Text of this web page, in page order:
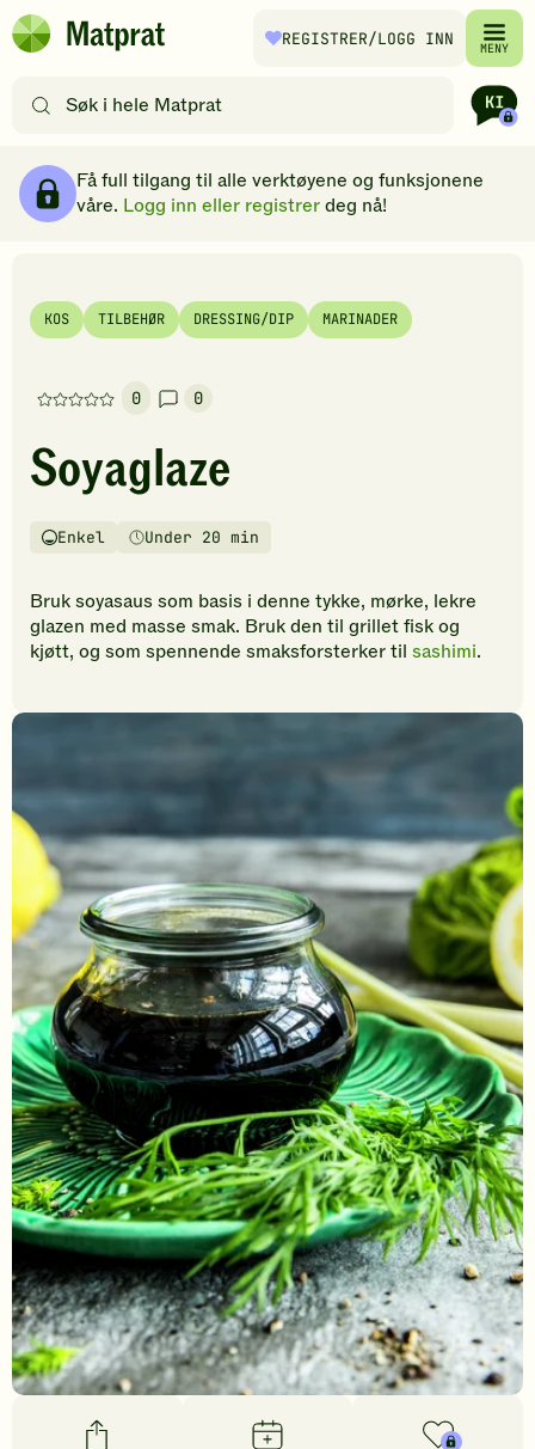
Hopp til hovedinnhold
Matprat
REGISTRER/LOGG INN MENY
etter
filtre
Få full tilgang til alle verktøyene og funksjonene
våre. Logg inn eller registrerdeg nå!
KOS TILBEHØR DRESSING/DIP MARINADER
0
Denne
har
foreløpig
vurderinger.
den
første
til
0
Soyaglaze
Vanskelighetsgrad
Enkel
TilberedningstidUnder 20 min
Bruk soyasaus som basis i denne tykke, mørke, lekre
glazen med masse smak. Bruk den til grillet fisk og
kjøtt, og som spennende smaksforsterker til sashimi.